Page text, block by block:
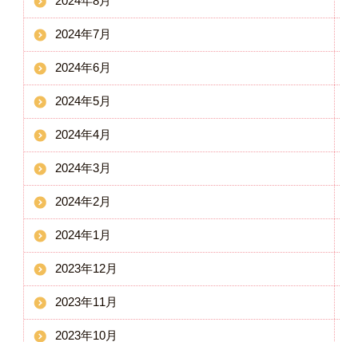
2024年7月
2024年6月
2024年5月
2024年4月
2024年3月
2024年2月
2024年1月
2023年12月
2023年11月
2023年10月